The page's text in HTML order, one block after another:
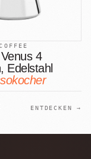
4
Edelstahl
ENTDECKEN →